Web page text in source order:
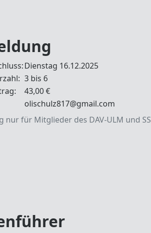
Dienstag 16.12.2025
3 bis 6
43,00 €
olischulz817@gmail.com
nur für Mitglieder des DAV-ULM und